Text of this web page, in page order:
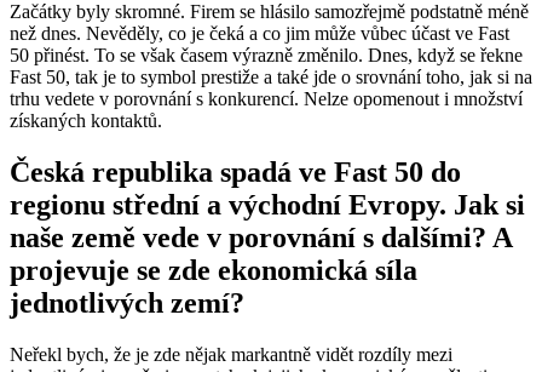
Začátky byly skromné. Firem se hlásilo samozřejmě podstatně méně
než dnes. Nevěděly, co je čeká a co jim může vůbec účast ve Fast
50 přinést. To se však časem výrazně změnilo. Dnes, když se řekne
Fast 50, tak je to symbol prestiže a také jde o srovnání toho, jak si na
trhu vedete v porovnání s konkurencí. Nelze opomenout i množství
získaných kontaktů.
Česká republika spadá ve Fast 50 do
regionu střední a východní Evropy. Jak si
naše země vede v porovnání s dalšími? A
projevuje se zde ekonomická síla
jednotlivých zemí?
Neřekl bych, že je zde nějak markantně vidět rozdíly mezi